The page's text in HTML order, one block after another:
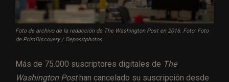
Foto de archivo de la redacción de The Washington Post en 2016. Foto: Foto
de PrimDiscovery / Depositphotos
Más de 75.000 suscriptores digitales de The
Washington Posthan cancelado su suscripción desde